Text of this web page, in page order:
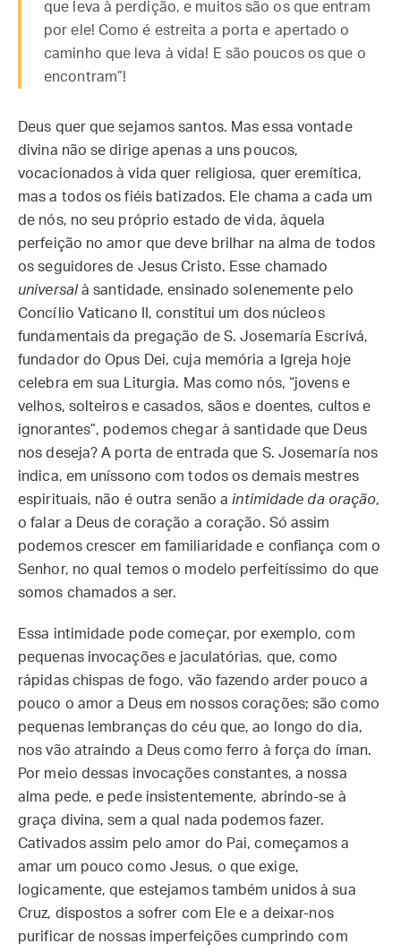
que leva à perdição, e muitos são os que entram
por ele! Como é estreita a porta e apertado o
caminho que leva à vida! E são poucos os que o
encontram”!
Deus quer que sejamos santos. Mas essa vontade
divina não se dirige apenas a uns poucos,
vocacionados à vida quer religiosa, quer eremítica,
mas a todos os fiéis batizados. Ele chama a cada um
de nós, no seu próprio estado de vida, àquela
perfeição no amor que deve brilhar na alma de todos
os seguidores de Jesus Cristo. Esse chamado
universalà santidade, ensinado solenemente pelo
Concílio Vaticano II, constitui um dos núcleos
fundamentais da pregação de S. Josemaría Escrivá,
fundador do Opus Dei, cuja memória a Igreja hoje
celebra em sua Liturgia. Mas como nós, “jovens e
velhos, solteiros e casados, sãos e doentes, cultos e
ignorantes”, podemos chegar à santidade que Deus
nos deseja? A porta de entrada que S. Josemaría nos
indica, em uníssono com todos os demais mestres
espirituais, não é outra senão aintimidade da oração,
o falar a Deus de coração a coração. Só assim
podemos crescer em familiaridade e confiança com o
Senhor, no qual temos o modelo perfeitíssimo do que
somos chamados a ser.
Essa intimidade pode começar, por exemplo, com
pequenas invocações e jaculatórias, que, como
rápidas chispas de fogo, vão fazendo arder pouco a
pouco o amor a Deus em nossos corações; são como
pequenas lembranças do céu que, ao longo do dia,
nos vão atraindo a Deus como ferro à força do íman.
Por meio dessas invocações constantes, a nossa
alma pede, e pede insistentemente, abrindo-se à
graça divina, sem a qual nada podemos fazer.
Cativados assim pelo amor do Pai, começamos a
amar um pouco como Jesus, o que exige,
logicamente, que estejamos também unidos à sua
Cruz, dispostos a sofrer com Ele e a deixar-nos
purificar de nossas imperfeições cumprindo com